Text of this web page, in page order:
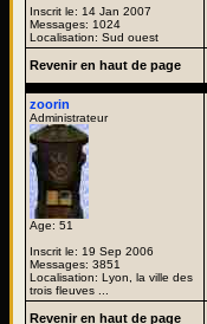
Inscrit le: 14 Jan 2007
Messages: 1024
Localisation: Sud ouest
Revenir en haut de page
zoorin
Administrateur
Age: 51
Inscrit le: 19 Sep 2006
Messages: 3851
Localisation: Lyon, la ville des
trois fleuves ...
Revenir en haut de page